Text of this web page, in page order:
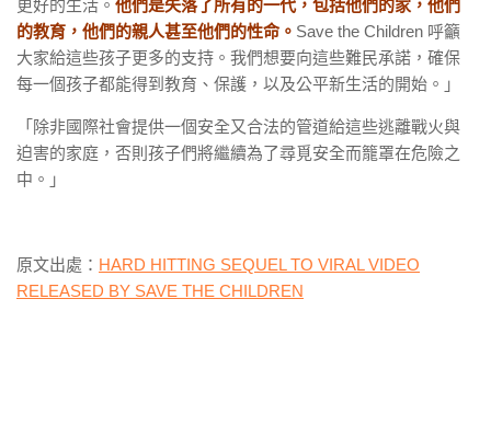
更好的生活。 他們是失落了所有的一代，包括他們的家，他們
的教育，他們的親人甚至他們的性命。 Save the Children 呼籲
大家給這些孩子更多的支持。我們想要向這些難民承諾，確保
每一個孩子都能得到教育、保護，以及公平新生活的開始。」
「除非國際社會提供一個安全又合法的管道給這些逃離戰火與
迫害的家庭，否則孩子們將繼續為了尋覓安全而籠罩在危險之
中。」
原文出處： HARD HITTING SEQUEL TO VIRAL VIDEO
RELEASED BY SAVE THE CHILDREN